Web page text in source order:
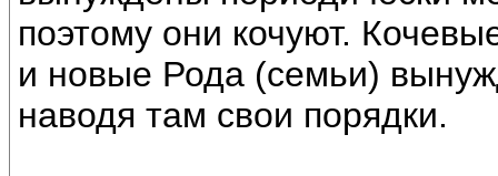
поэтому они кочуют.
и новые Рода (семьи)
наводя там свои порядки.